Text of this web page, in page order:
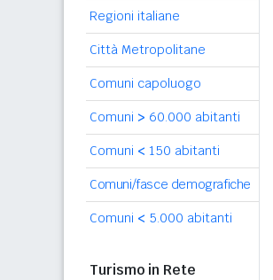
Regioni italiane
Città Metropolitane
Comuni capoluogo
Comuni > 60.000 abitanti
Comuni < 150 abitanti
Comuni/fasce demografiche
Comuni < 5.000 abitanti
Turismo in Rete